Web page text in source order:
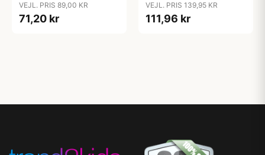
VEJL. PRIS 89,00 KR
71,20 kr
VEJL. PRIS 139,95 KR
111,96 kr